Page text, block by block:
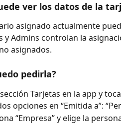
ver los datos de la
asignado actualmente
y Admins controlan la
asignados.
pedirla?
Tarjetas en la app y
opciones en “Emitida a”:
“Empresa” y elige la